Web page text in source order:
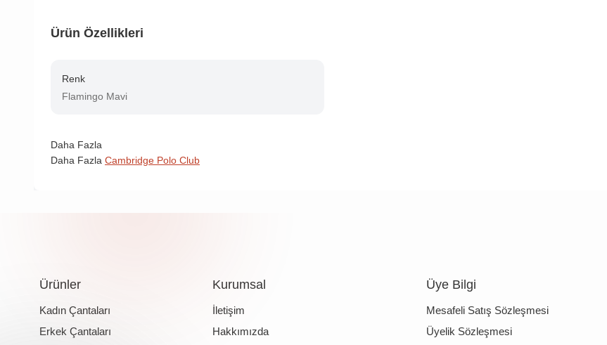
Ürün Özellikleri
Renk
Flamingo Mavi
Daha Fazla
Daha Fazla Cambridge Polo Club
Ürünler
Kadın Çantaları
Erkek Çantaları
Kurumsal
İletişim
Hakkımızda
Üye Bilgi
Mesafeli Satış Sözleşmesi
Üyelik Sözleşmesi